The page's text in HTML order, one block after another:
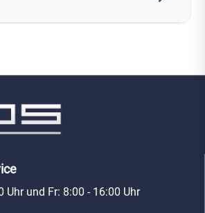
Uhr und Fr: 8:00 - 16:00 Uhr